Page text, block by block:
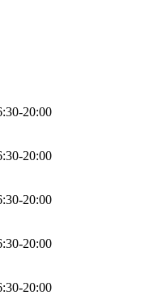
:30-20:00
:30-20:00
:30-20:00
:30-20:00
:30-20:00